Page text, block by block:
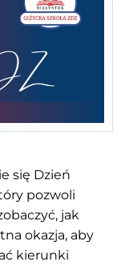
się Dzień
pozwoli
jak
okazja, aby
kierunki